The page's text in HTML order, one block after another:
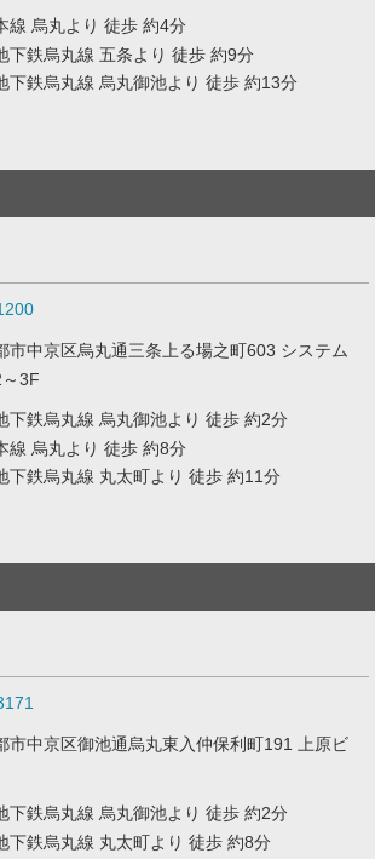
線 烏丸より 徒歩 約4分
下鉄烏丸線 五条より 徒歩 約9分
下鉄烏丸線 烏丸御池より 徒歩 約13分
市中京区烏丸通三条上る場之町603 システム
3F
下鉄烏丸線 烏丸御池より 徒歩 約2分
線 烏丸より 徒歩 約8分
下鉄烏丸線 丸太町より 徒歩 約11分
市中京区御池通烏丸東入仲保利町191 上原ビ
下鉄烏丸線 烏丸御池より 徒歩 約2分
下鉄烏丸線 丸太町より 徒歩 約8分